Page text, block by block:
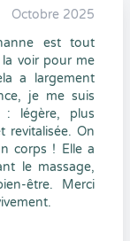
Octobre 2025
est tout
voir pour me
a largement
je me suis
légère, plus
revitalisée. On
corps ! Elle a
le massage,
être. Merci